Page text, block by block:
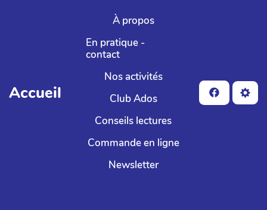
Aller au contenu principal
Accueil
À propos
En pratique -
contact
Nos activités
Club Ados
Conseils lectures
Commande en ligne
Newsletter